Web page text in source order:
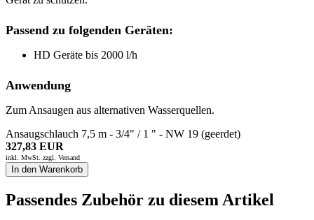
Passend zu folgenden Geräten:
HD Geräte bis 2000 l/h
Anwendung
Zum Ansaugen aus alternativen Wasserquellen.
Ansaugschlauch 7,5 m - 3/4" / 1 " - NW 19 (geerdet)
327,83 EUR
inkl. MwSt. zzgl. Versand
In den Warenkorb
Passendes Zubehör zu diesem Artikel